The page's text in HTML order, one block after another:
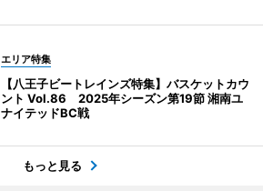
エリア特集
【八王子ビートレインズ特集】バスケットカウ
ント Vol.86 2025年シーズン第19節 湘南ユ
ナイテッドBC戦
もっと見る